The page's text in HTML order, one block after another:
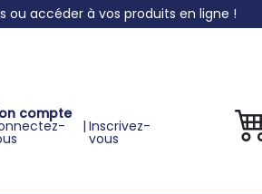
ou accéder à vos produits en ligne !
compte
| Inscrivez-
vous